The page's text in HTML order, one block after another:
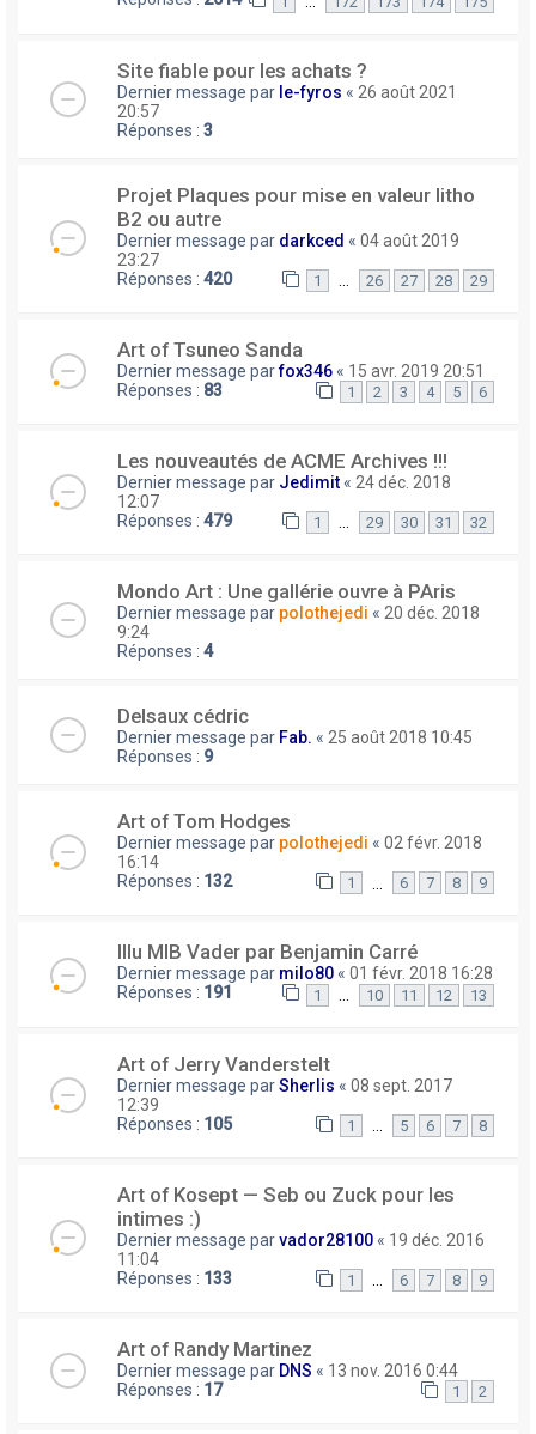
Site fiable pour les achats ?
Dernier message par le-fyros « 26 août 2021
20:57
Réponses : 3
Projet Plaques pour mise en valeur litho
B2 ou autre
Dernier message par darkced « 04 août 2019
23:27
Réponses : 420 1 26 27 28 29
Art of Tsuneo Sanda
Dernier message parfox346 « 15 avr. 2019 20:51
Réponses : 83 1 2 3 4 5 6
Les nouveautés de ACME Archives !!!
Dernier message par Jedimit « 24 déc. 2018
12:07
Réponses : 479 1 … 29 30 31 32
Mondo Art : Une gallérie ouvre à PAris
Dernier message par polothejedi « 20 déc. 2018
9:24
Réponses : 4
Delsaux cédric
Dernier message par Fab. « 25 août 2018 10:45
Réponses : 9
Art of Tom Hodges
Dernier message par polothejedi « 02 févr. 2018
16:14
Réponses : 132 1 6 7 8 9
Illu MIB Vader par Benjamin Carré
Dernier message par milo80 « 01 févr. 2018 16:28
Réponses : 191 1 10 11 12 13
Art of Jerry Vanderstelt
Dernier message parSherlis « 08 sept. 2017
12:39
Réponses : 105 1 5 6 7 8
Art of Kosept — Seb ou Zuck pour les
intimes :)
Dernier message parvador28100 « 19 déc. 2016
11:04
Réponses : 133 1 6 7 8 9
Art of Randy Martinez
Dernier message par DNS « 13 nov. 2016 0:44
Réponses : 17 1 2